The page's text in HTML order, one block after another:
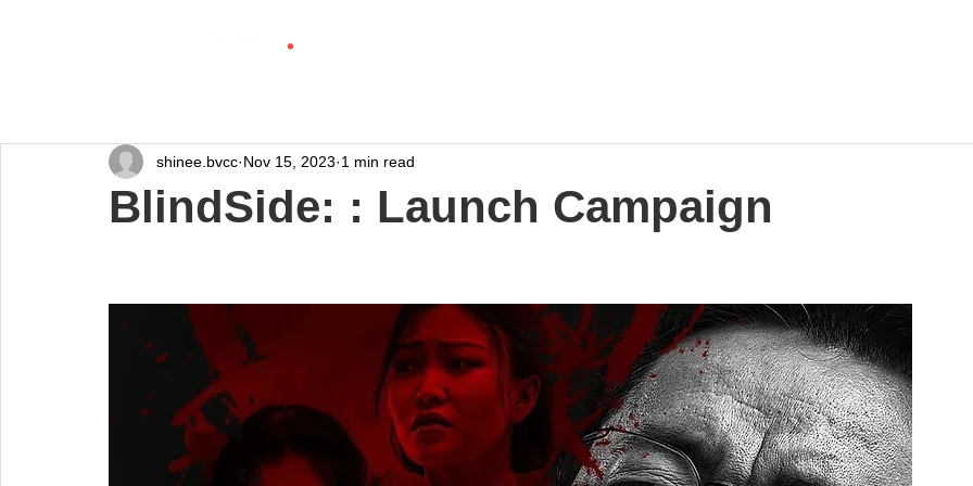
BlindSide: : Launch Campaign
shinee.bvcc Nov 15, 2023 1 min read